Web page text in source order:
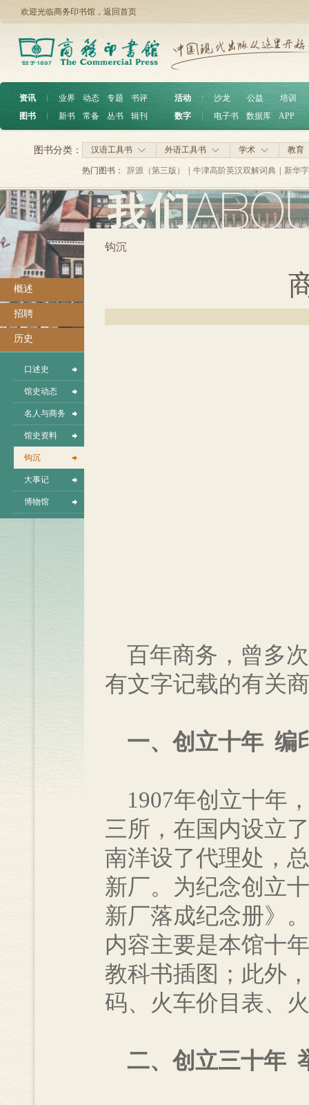
欢迎光临商务印书馆， 返回首页
资讯 ︱ 业界 动态 专题
书评
图书
︱ 新书 常备 丛书 辑刊
活动 沙龙 公益
培训
数字
电子书 数据库 APP
汉语工具书 外语工具书 学术 教育
图书分类：
热门图书： 辞源（第三版） 牛津高阶英汉双解词典 新华
概述
招聘
历史
口述史
馆史动态
名人与商务
馆史资料
钩沉
大事记
博物馆
钩沉
百年商务，曾多
有文字记载的有关
一、创立十年 编
1907年创立十年
三所，在国内设立
南洋设了代理处，
新厂。为纪念创立
新厂落成纪念册》
内容主要是本馆十
教科书插图；此外
码、火车价目表、
二、创立三十年